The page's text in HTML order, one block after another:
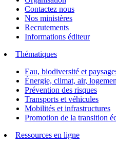
Contactez nous
Nos ministères
Recrutements
Informations éditeur
Thématiques
Eau, biodiversité et
Énergie, climat, air,
Prévention des risques
Transports et véhicules
Mobilités et infrastructures
Promotion de la transition
Ressources en ligne